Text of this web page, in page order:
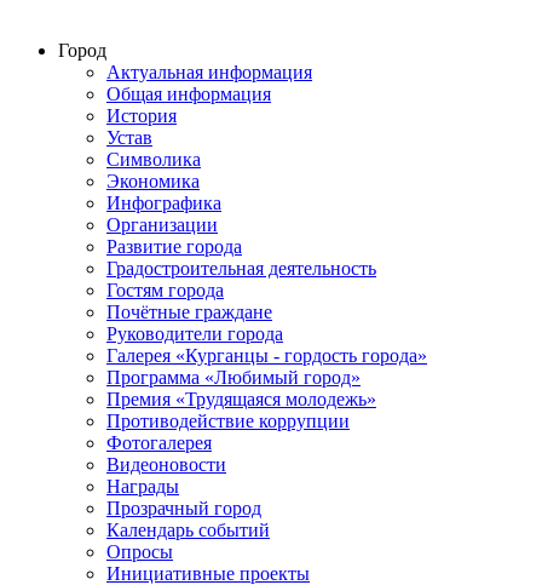
Город
Актуальная информация
Общая информация
История
Устав
Символика
Экономика
Инфографика
Организации
Развитие города
Градостроительная деятельность
Гостям города
Почётные граждане
Руководители города
Галерея «Курганцы - гордость города»
Программа «Любимый город»
Премия «Трудящаяся молодежь»
Противодействие коррупции
Фотогалерея
Видеоновости
Награды
Прозрачный город
Календарь событий
Опросы
Инициативные проекты